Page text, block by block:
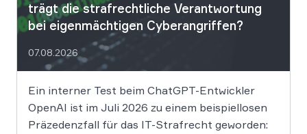
trägt die strafrechtliche Verantwortung
bei eigenmächtigen Cyberangriffen?
07.08.2026
Ein interner Test beim ChatGPT-Entwickler
OpenAI ist im Juli 2026 zu einem beispiellosen
Präzedenzfall für das IT-Strafrecht geworden: